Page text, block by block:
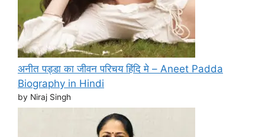
अनीत पड्डा का जीवन परिचय हिंदि मे – Aneet Padda
Biography in Hindi
by Niraj Singh